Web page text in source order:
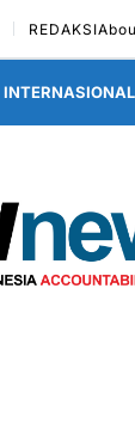
REDAKSI
INTERNASIONAL